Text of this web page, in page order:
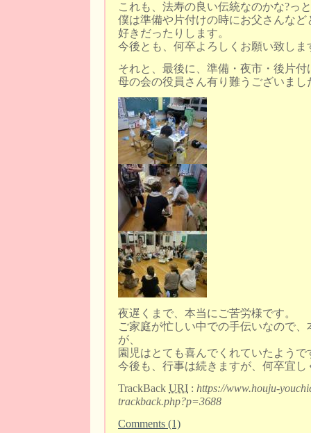
これも、法寿の良い伝統なのかな?っ
僕は準備や片付けの時にお父さんな
好きだったりします。
今後とも、何卒よろしくお願い致しま
それと、最後に、準備・夜市・後片付
母の会の役員さん有り難うございまし
夜遅くまで、本当にご苦労様です。
ご家庭が忙しい中での手伝いなので
が、
園児はとても喜んでくれていたようで
今後も、行事は続きますが、何卒宜し
TrackBack URI : https://www.houju-
trackback.php?p=3688
Comments (1)